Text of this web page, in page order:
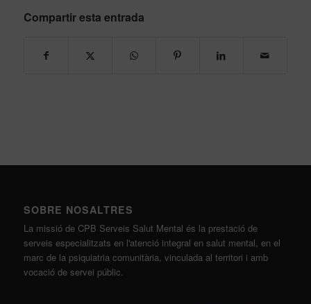
Compartir esta entrada
SOBRE NOSALTRES
La missió de CPB Serveis Salut Mental és la prestació de
serveis especialitzats en l'atenció integral en salut mental, en el
marc de la psiquiatria comunitària, vinculada al territori i amb
vocació de servei públic.